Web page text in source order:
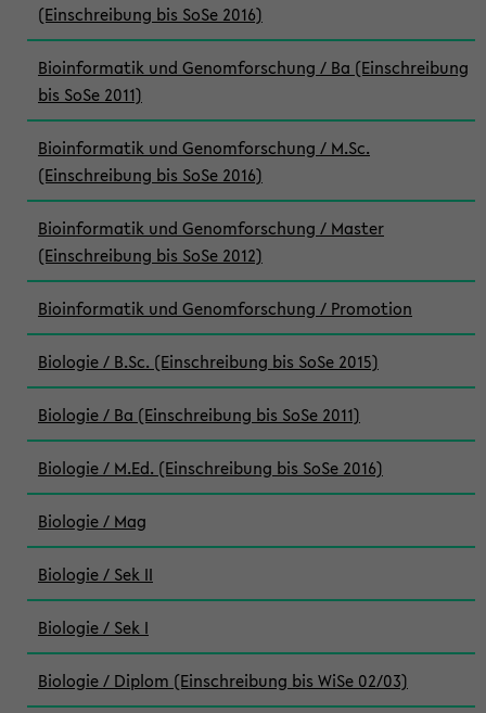
(Einschreibung bis SoSe 2016)
Bioinformatik und Genomforschung / Ba (Einschreibung
bis SoSe 2011)
Bioinformatik und Genomforschung / M.Sc.
(Einschreibung bis SoSe 2016)
Bioinformatik und Genomforschung / Master
(Einschreibung bis SoSe 2012)
Bioinformatik und Genomforschung / Promotion
Biologie / B.Sc. (Einschreibung bis SoSe 2015)
Biologie / Ba (Einschreibung bis SoSe 2011)
Biologie / M.Ed. (Einschreibung bis SoSe 2016)
Biologie / Mag
Biologie / Sek II
Biologie / Sek I
Biologie / Diplom (Einschreibung bis WiSe 02/03)